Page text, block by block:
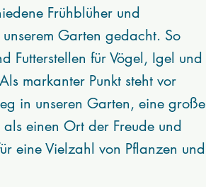
Frühblüher und
Garten gedacht. So
Futterstellen für Vögel, Igel und
markanter Punkt steht vor
in unseren Garten, eine große
einen Ort der Freude und
eine Vielzahl von Pflanzen und